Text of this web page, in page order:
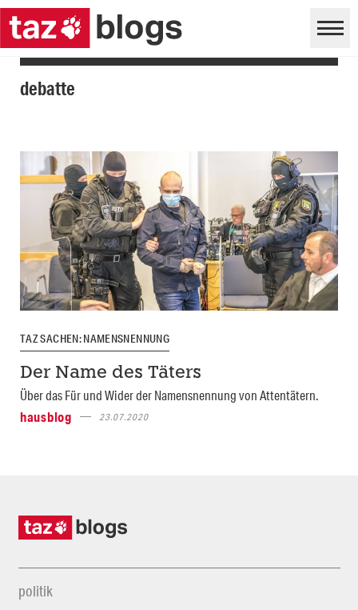
debatte
TAZ SACHEN: NAMENSNENNUNG
Der Name des Täters
Über das Für und Wider der Namensnennung von Attentätern.
hausblog
23.07.2020
politik